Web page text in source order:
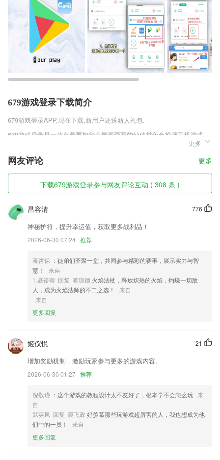
679游戏登录下载简介
679游戏登录APP,现在下载,新用户还送新人礼包.
679游戏登录是一款有着更加华美景观画面的仙侠类角色扮演手机游戏，
广袤的世界有着各种不同的山川地貌，精雕细琢鬼斧神工。畅游在自然山
水之间，隐士于乡野城镇之中，感叹仙界壮美景色，长叹于凡尘世俗之
情。带你感受更加真实的东方古典韵味。
679游戏登录软件特色
1,精准定位功能，轻松了解当前位置，误差可以缩小到10米
2,有效结合海量学员学习行为与做题情况，力求让每一道题都更有针对
性，通过考试不在话下。
3,基于大数据与人工智能，提供全面健康管理服务；
5,提供支付宝支付功能,手机快捷支付停车费用;
6,遵循教师资格考试大纲，根据大纲内容精心安排备考课程，课程有实时
字幕，即使你是零基础基于2265学生，您可以快速进入学习状态并掌握
考试内容。
679游戏登录软件优势
2.知识容器拥有多个内容模块，包括生活分享、办公技巧、职场提升等模
块。
3.快速获取粉丝，社群分销“老带新”,人人都是知识的传播者；
按照固定考试比重的随机式的抽题的真题考场，成绩单实时记录考试数
据，一点一滴的反馈考生近期学习状态以及自我正确率的提升，大大的给
予考生通过考试的信心
5.·提供了各种级别考试的真题和模拟训练，通过俄语考试您可以真实的
感受考试的环境，对自己的学习成果进行一个检查
更多
网友评论 更多
下载679游戏登录参与网友评论互动 ( 308 条 )
776
昌容清
神秘护符，提升幸运值，获取更多战利品！
2026-06-30 07:24 推荐
蒋哲保 ：徒弟们齐聚一堂，共同参与精彩的赛事，展示实力与智
慧！
来自
1.聂裕蓉 回复 蒋琼德 火焰法杖，释放炽热的火焰，灼烧一切敌
人，成为火焰法师的不二之选！
来自
来自
更多回复
21
姬仪悦
增加奖励机制，激励玩家参与更多的游戏内容。
2026-06-30 01:27 推荐
倪敬瑾 ：这个游戏的教程设计太不友好了，根本学不会怎么玩 来
自
武英凤 回复 裘飞政 好羡慕那些玩游戏超厉害的人，我也想成为他
们中的一员！
来自
更多回复